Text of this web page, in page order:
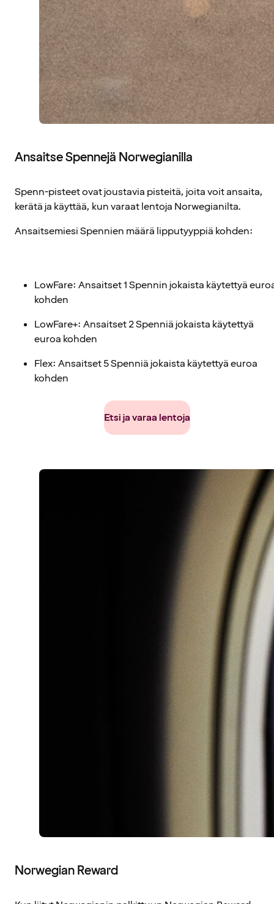
Ansaitse Spennejä Norwegianilla
Spenn-pisteet ovat joustavia pisteitä, joita voit ansaita,
kerätä ja käyttää, kun varaat lentoja Norwegianilta.
Ansaitsemiesi Spennien määrä lipputyyppiä kohden:
LowFare: Ansaitset 1 Spennin jokaista käytettyä
kohden
LowFare+: Ansaitset 2 Spenniä jokaista käytettyä
euroa kohden
Flex: Ansaitset 5 Spenniä jokaista käytettyä euroa
kohden
Etsi ja varaa lentoja
Norwegian Reward